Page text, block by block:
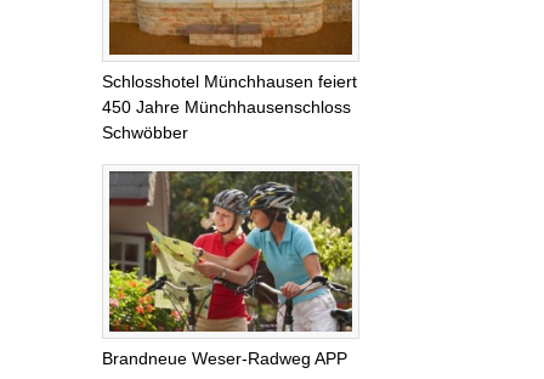
Schlosshotel Münchhausen feiert
450 Jahre Münchhausenschloss
Schwöbber
Brandneue Weser-Radweg APP